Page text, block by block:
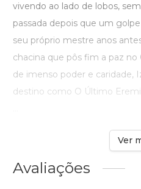
vivendo ao lado de lobos,
passada depois que um
seu próprio mestre anos
chacina que pôs fim a paz no
de imenso poder e caridade,
destino como O Último
Ver
Avaliações